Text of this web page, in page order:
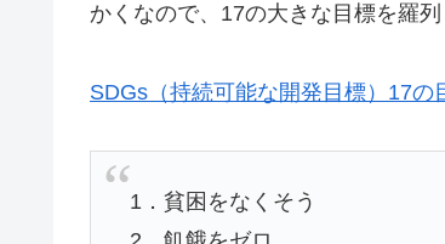
かくなので、17の大きな目標を羅列
SDGs（持続可能な開発目標）17の
1．貧困をなくそう